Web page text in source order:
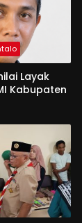
Layak
Kabupaten